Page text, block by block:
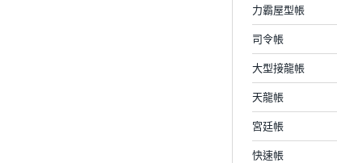
力霸屋型帳
司令帳
大型接龍帳
天龍帳
宮廷帳
快速帳